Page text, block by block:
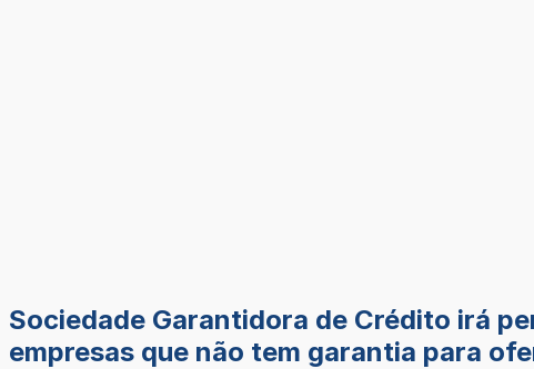
Sociedade Garantidora de Crédito irá
empresas que não tem garantia para